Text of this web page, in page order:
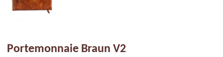
Portemonnaie Braun V2